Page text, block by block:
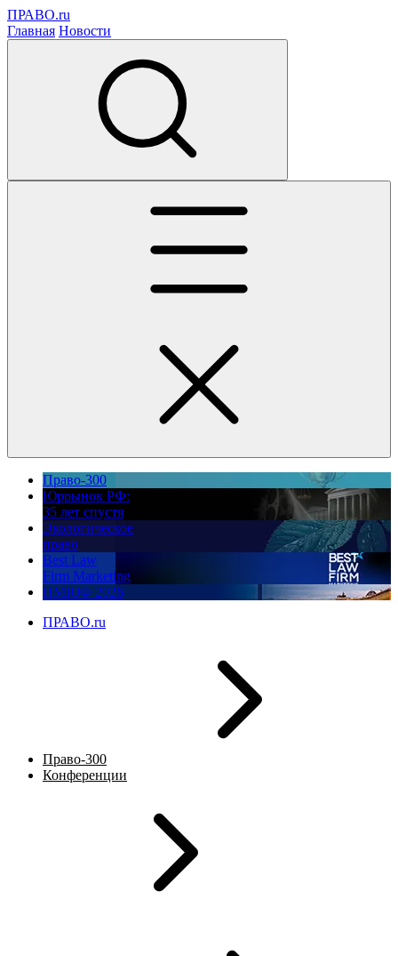
ПРАВО.ru
Главная Новости
Право-300
Юррынок РФ:
35 лет спустя
Экологическое
право
Best Law
Firm Marketing
ПМЮФ 2026
ПРАВО.ru
Право-300
Конференции